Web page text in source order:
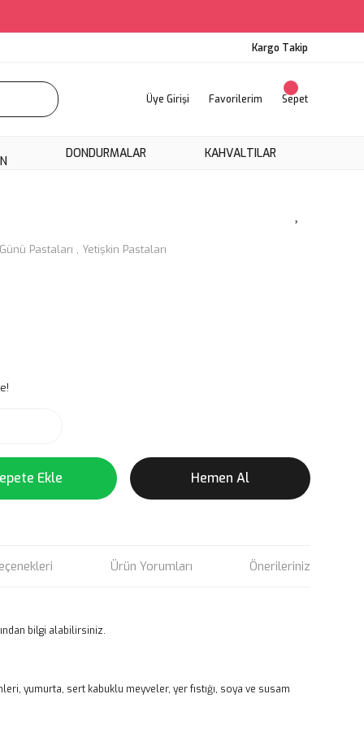
Kargo Takip
Üye Girişi Favorilerim Sepet
DONDURMALAR KAHVALTILAR
Pastaları , Yetişkin Pastaları
Ekle Hemen Al
Ürün Yorumları Önerileriniz
bilgi alabilirsiniz.
yumurta, sert kabuklu meyveler, yer fıstığı, soya ve susam